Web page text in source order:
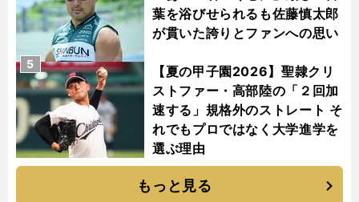
葉を浴びせられるも佐藤慎太郎
が貫いた誇りとファンへの思い
【夏の甲子園2026】聖隷クリ
ストファー・高部陸の「２回加
速する」規格外のストレート そ
れでもプロではなく大学進学を
選ぶ理由
5
もっと見る